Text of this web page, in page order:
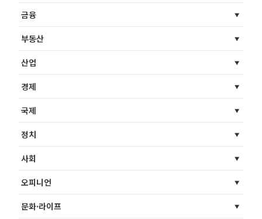
금융
부동산
산업
경제
국제
정치
사회
오피니언
문화·라이프